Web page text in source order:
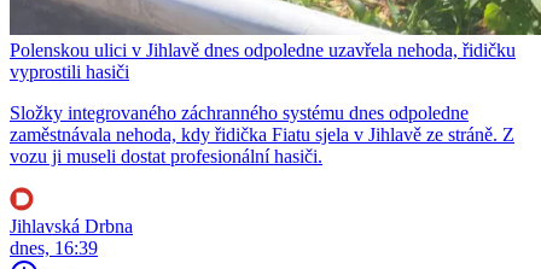
Polenskou ulici v Jihlavě dnes odpoledne uzavřela nehoda, řidičku
vyprostili hasiči
Složky integrovaného záchranného systému dnes odpoledne
zaměstnávala nehoda, kdy řidička Fiatu sjela v Jihlavě ze stráně. Z
vozu ji museli dostat profesionální hasiči.
Jihlavská Drbna
dnes, 16:39